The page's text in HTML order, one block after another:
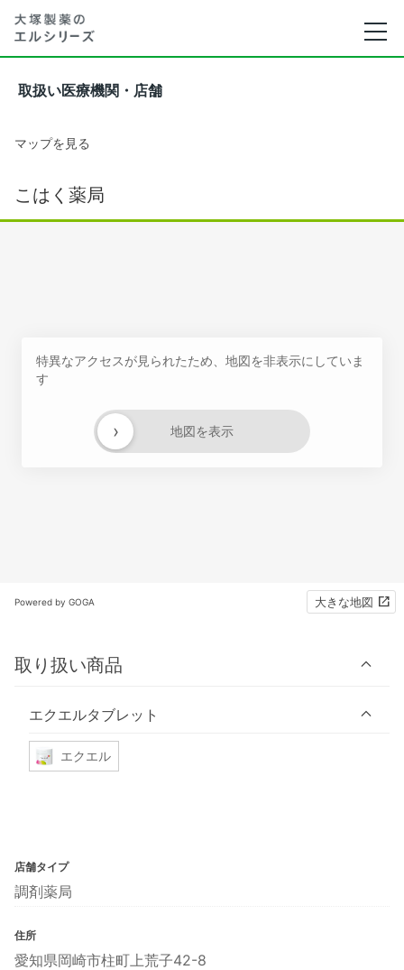
取扱い医療機関・店舗
マップを見る
こはく薬局
特異なアクセスが見られたため、地図を非表示にしていま
す
地図を表示
›
Powered by GOGA 大きな地図
取り扱い商品
エクエルタブレット
エクエル
店舗タイプ
調剤薬局
住所
愛知県岡崎市柱町上荒子42-8